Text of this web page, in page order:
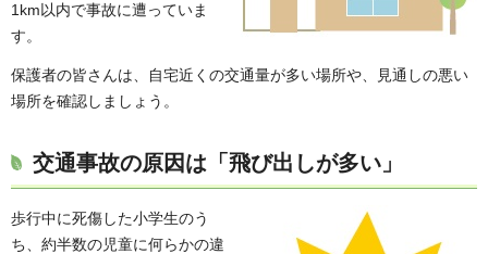
1km以内で事故に遭っていま
す。
保護者の皆さんは、自宅近くの交通量が多い場所や、見通しの悪い
場所を確認しましょう。
交通事故の原因は「飛び出しが多い」
歩行中に死傷した小学生のう
ち、約半数の児童に何らかの違